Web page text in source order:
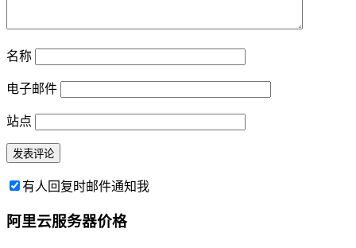
名称
电子邮件
站点
有人回复时邮件通知我
阿里云服务器价格